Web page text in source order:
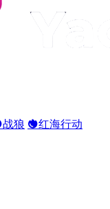
战狼 红海行动